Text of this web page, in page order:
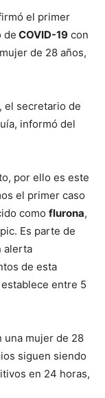
el primer
de COVID-19 con
de 28 años,
el secretario de
informó del
por ello es este
el primer caso
como flurona,
Es parte de
alerta
de esta
entre 5
una mujer de 28
siguen siendo
en 24 horas,